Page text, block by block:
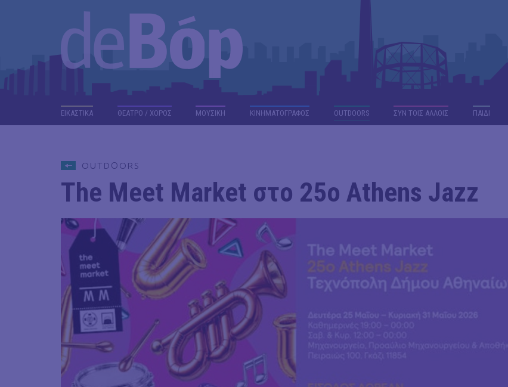
ΕΙΚΑΣΤΙΚΑ ΘΕΑΤΡΟ / ΧΟΡΟΣ ΜΟΥΣΙΚΗ ΚΙΝΗΜΑΤΟΓΡΑΦΟΣ OUTDΟORS ΣΥΝ ΤΟΙΣ ΑΛΛΟΙΣ ΠΑΙΔΙ
OUTDΟORS
The Meet Market στο 25ο Athens Jazz